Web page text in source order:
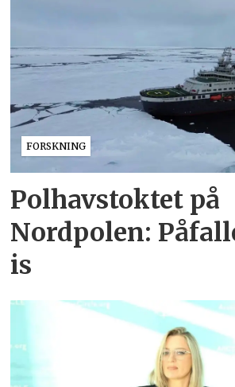
FORSKNING
Polhavstoktet på
Nordpolen:
is